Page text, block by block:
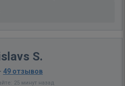
S.
· 49 отзывов
25 минут назад